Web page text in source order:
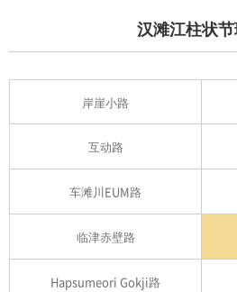
汉滩江柱状
岸崖小路
互动路
车滩川EUM路
临津赤壁路
Hapsumeori Gokji路